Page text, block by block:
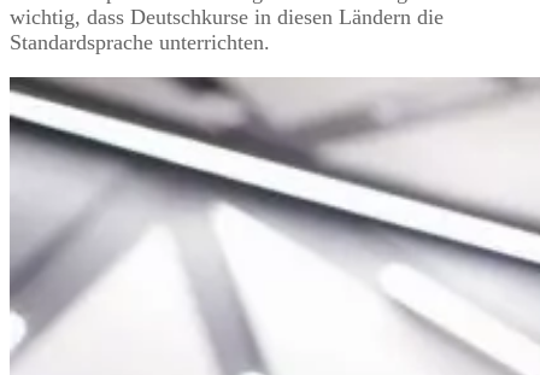
wichtig, dass Deutschkurse in diesen Ländern die
Standardsprache unterrichten.